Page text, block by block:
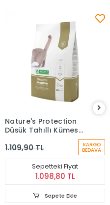
Nature's Protection
Düşük Tahıllı Kümes
Kısırlaştırılmış Kedi
1.109,90 TL KARGO
BEDAVA
Sepetteki Fiyat
1.098,80 TL
Sepete Ekle